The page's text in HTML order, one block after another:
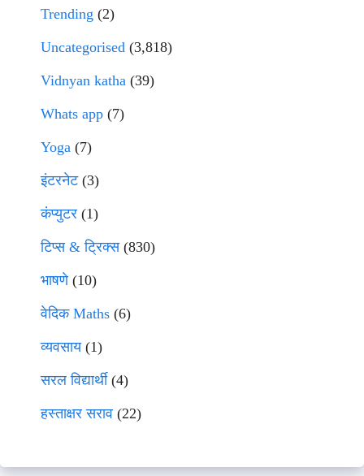
Trending (2)
Uncategorised (3,818)
Vidnyan katha (39)
Whats app (7)
Yoga (7)
इंटरनेट(3)
कंप्युटर (1)
टिप्स & ट्रिक्स(830)
भाषणे(10)
वेदिक Maths (6)
व्यवसाय(1)
सरल विद्यार्थी(4)
हस्ताक्षर सराव (22)